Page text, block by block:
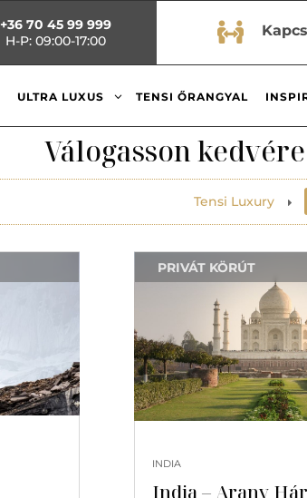
+36 70 45 99 999
H-P: 09:00-17:00

ULTRA LUXUS 3 TENSI ŐRANGYAL
Válogasson
Tensi Luxury E
India – Arany
INDIA
PRIVÁT KÖRÚT